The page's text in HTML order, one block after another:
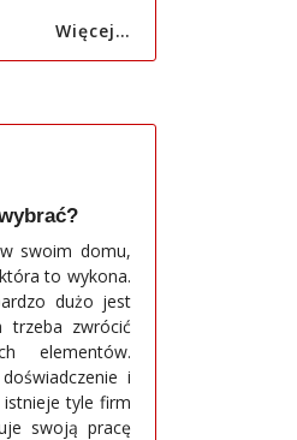
Więcej…
swoim domu,
to wykona.
dużo jest
trzeba zwrócić
elementów.
i
tyle firm
swoją pracę